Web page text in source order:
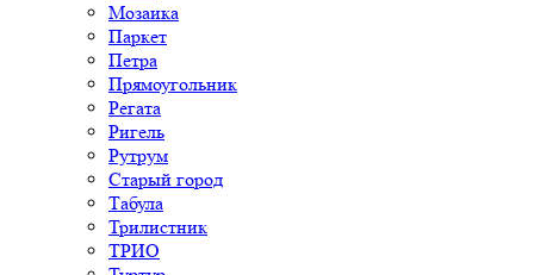
Мозаика
Паркет
Петра
Прямоугольник
Регата
Ригель
Рутрум
Старый город
Табула
Трилистник
ТРИО